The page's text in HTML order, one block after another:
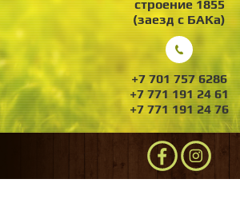
строение 1855
(заезд с БАКа)
+7 701 757 6286
+7 771 191 24 61
+7 771 191 24 76